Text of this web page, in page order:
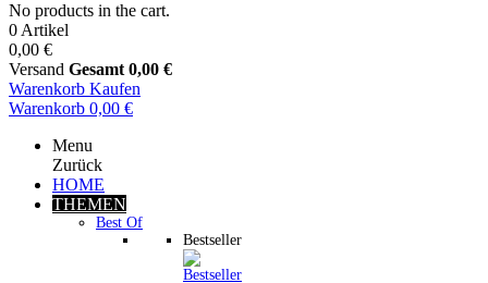
No products in the cart.
0 Artikel
0,00 €
Versand Gesamt 0,00 €
Warenkorb Kaufen
Warenkorb 0,00 €
Menu
Zurück
HOME
THEMEN
Best Of
Bestseller